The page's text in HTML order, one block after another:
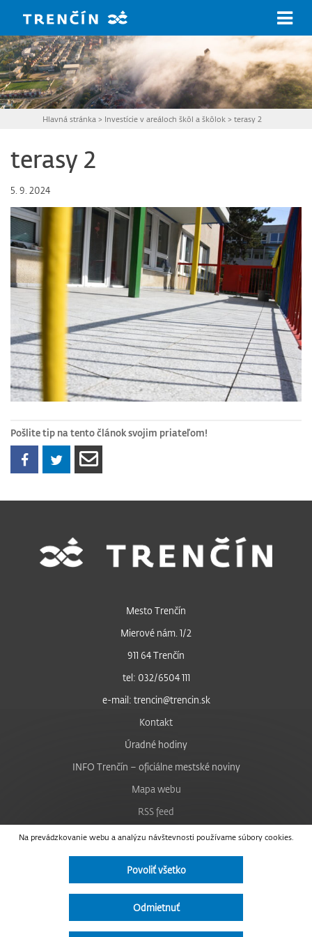
Hlavná stránka > Investície v areáloch škôl a škôlok> terasy 2
terasy 2
5. 9. 2024
Pošlite tip na tento článok svojim priateľom!
Na prevádzkovanie webu a analýzu návštevnosti používame súbory cookies.
Povoliť všetko
Odmietnuť
Mesto Trenčín
Mierové nám. 1/2
911 64 Trenčín
tel: 032/6504 111
e-mail: trencin@trencin.sk
Kontakt
Úradné hodiny
INFO Trenčín – oficiálne mestské noviny
Mapa webu
RSS feed
Nastavenie cookies
Facebook
Instagram
Vyhlásenie o prístupnosti